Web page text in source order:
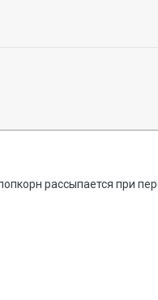
рассыпается при